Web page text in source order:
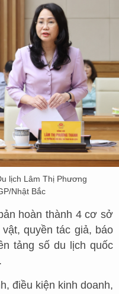
lịch Lâm Thị Phương
Nhật Bắc
hoàn thành 4 cơ sở
quyền tác giả, báo
tảng số du lịch quốc
điều kiện kinh doanh,